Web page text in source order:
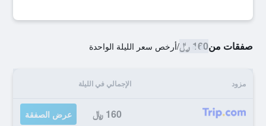
صفقات من160 ﷼ /أرخص سعر الليلة الواحدة
مزود الإجمالي في الليلة
160 ﷼ عرض الصفقة